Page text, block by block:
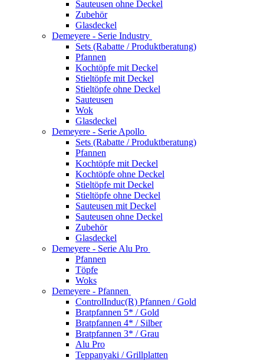
Sauteusen ohne Deckel
Zubehör
Glasdeckel
Demeyere - Serie Industry
Sets (Rabatte / Produktberatung)
Pfannen
Kochtöpfe mit Deckel
Stieltöpfe mit Deckel
Stieltöpfe ohne Deckel
Sauteusen
Wok
Glasdeckel
Demeyere - Serie Apollo
Sets (Rabatte / Produktberatung)
Pfannen
Kochtöpfe mit Deckel
Kochtöpfe ohne Deckel
Stieltöpfe mit Deckel
Stieltöpfe ohne Deckel
Sauteusen mit Deckel
Sauteusen ohne Deckel
Zubehör
Glasdeckel
Demeyere - Serie Alu Pro
Pfannen
Töpfe
Woks
Demeyere - Pfannen
ControlInduc(R) Pfannen / Gold
Bratpfannen 5* / Gold
Bratpfannen 4* / Silber
Bratpfannen 3* / Grau
Alu Pro
Teppanyaki / Grillplatten